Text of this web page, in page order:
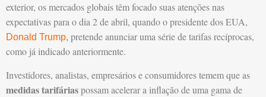
exterior, os mercados globais têm focado suas atenções nas
expectativas para o dia 2 de abril, quando o presidente dos EUA,
Donald Trump, pretende anunciar uma série de tarifas recíprocas,
como já indicado anteriormente.
Investidores, analistas, empresários e consumidores temem que as
medidas tarifáriaspossam acelerar a inflação de uma gama de